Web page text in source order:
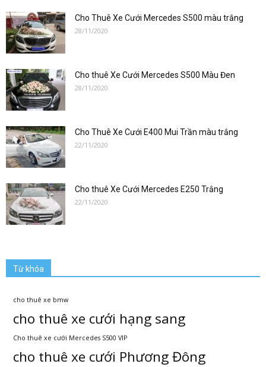
Cho Thuê Xe Cưới Mercedes S500 màu trắng
28/11/2020
Cho thuê Xe Cưới Mercedes S500 Màu Đen
28/11/2020
Cho Thuê Xe Cưới E400 Mui Trần màu trắng
22/11/2020
Cho thuê Xe Cưới Mercedes E250 Trắng
22/11/2020
Từ khóa
cho thuê xe bmw
cho thuê xe cưới hạng sang
Cho thuê xe cưới Mercedes S500 VIP
cho thuê xe cưới Phương Đông